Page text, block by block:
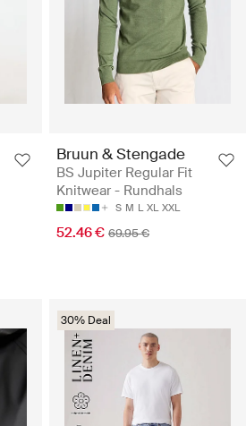
Bruun & Stengade
BS Jupiter Regular Fit
Knitwear - Rundhals
S M L XL XXL
52.46 € 69.95 €
30% Deal